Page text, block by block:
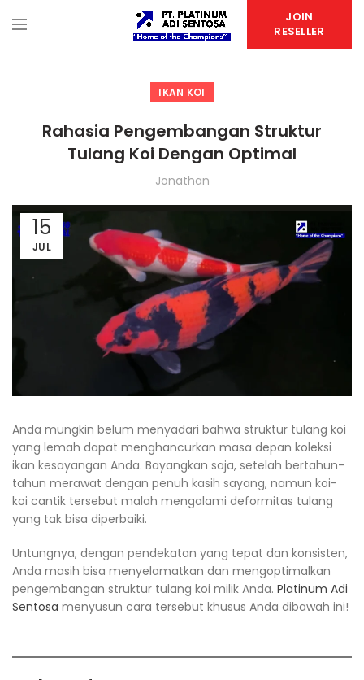
JOIN
RESELLER
IKAN KOI
Rahasia Pengembangan Struktur
Tulang Koi Dengan Optimal
Jonathan
15
JUL
Anda mungkin belum menyadari bahwa struktur tulang koi
yang lemah dapat menghancurkan masa depan koleksi
ikan kesayangan Anda. Bayangkan saja, setelah bertahun-
tahun merawat dengan penuh kasih sayang, namun koi-
koi cantik tersebut malah mengalami deformitas tulang
yang tak bisa diperbaiki.
Untungnya, dengan pendekatan yang tepat dan konsisten,
Anda masih bisa menyelamatkan dan mengoptimalkan
pengembangan struktur tulang koi milik Anda. Platinum Adi
Sentosa menyusun cara tersebut khusus Anda dibawah ini!